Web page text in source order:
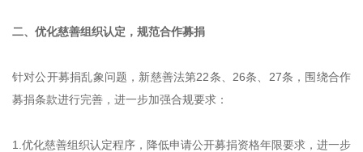
二、优化慈善组织认定，规范合作募捐
针对公开募捐乱象问题，新慈善法第22条、26条、27条，围绕合作
募捐条款进行完善，进一步加强合规要求：
1.优化慈善组织认定程序，降低申请公开募捐资格年限要求，进一步